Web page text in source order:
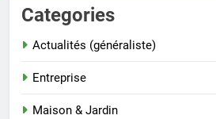
Categories
Actualités (généraliste)
Entreprise
Maison & Jardin